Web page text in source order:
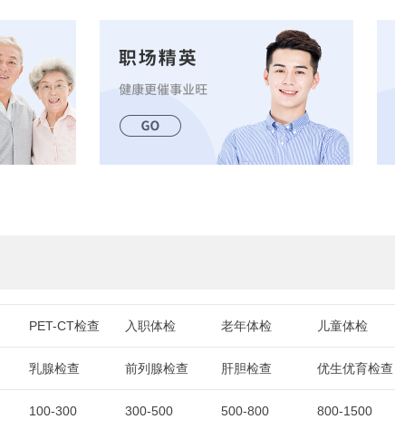
PET-CT检查 入职体检 老年体检 儿童体检
乳腺检查 前列腺检查 肝胆检查 优生优育检查
100-300 300-500 500-800 800-1500